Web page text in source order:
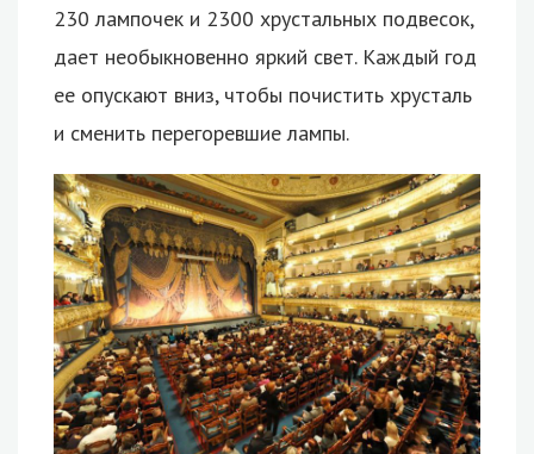
230 лампочек и 2300 хрустальных подвесок,
дает необыкновенно яркий свет. Каждый год
ее опускают вниз, чтобы почистить хрусталь
и сменить перегоревшие лампы.